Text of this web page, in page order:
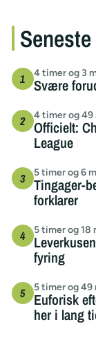
4 timer og 3
Svære
4 timer og 49
Officielt:
League
5 timer og 6
Tingager-
forklarer
5 timer og 18
fyring
5 timer og 49
Euforisk
her i lang